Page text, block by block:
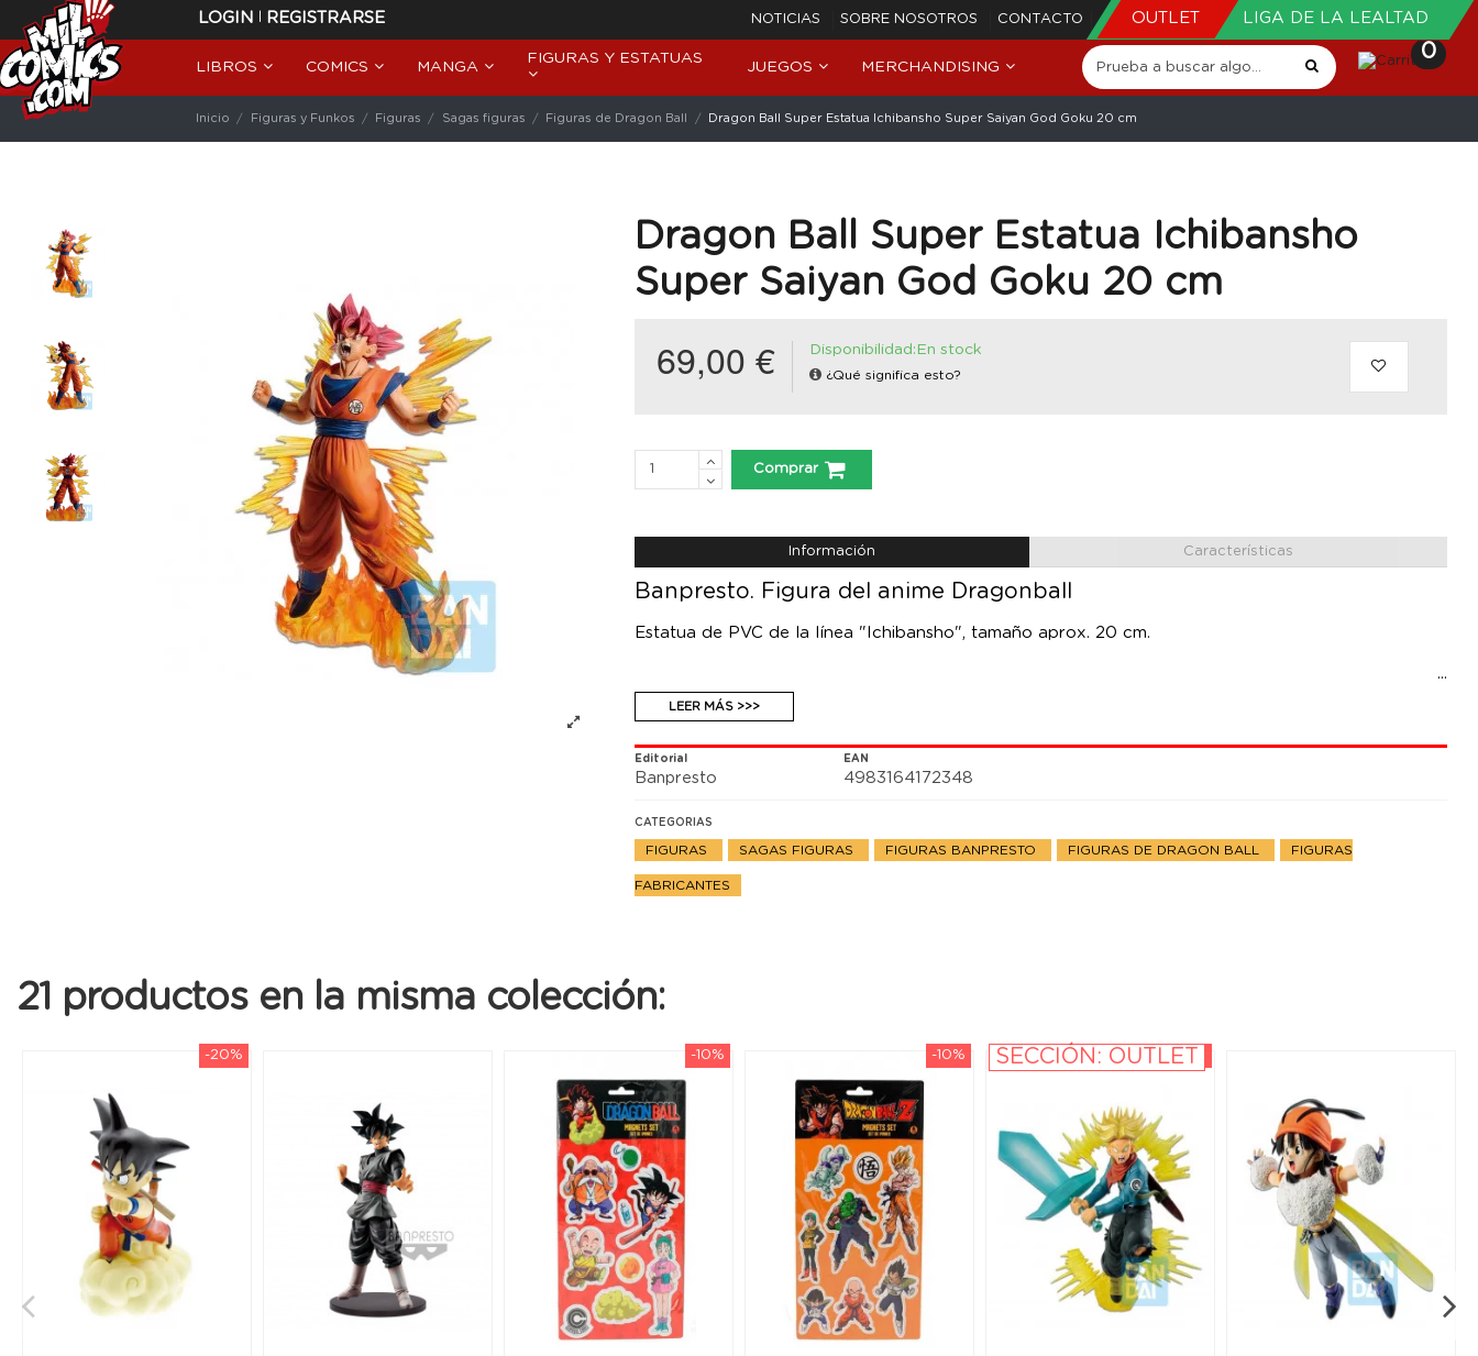
LOGIN | REGISTRARSE NOTICIAS SOBRE NOSOTROS CONTACTO OUTLET LIGA DE LA LEALTAD
LIBROS COMICS MANGA
FIGURAS Y ESTATUAS
JUEGOS MERCHANDISING
0
Inicio Figuras y Funkos Figuras Sagas figuras Figuras de Dragon Ball Dragon Ball Super Estatua Ichibansho Super Saiyan God Goku 20 cm
Dragon Ball Super Estatua Ichibansho
Super Saiyan God Goku 20 cm
69,00 € Disponibilidad:En stock
¿Qué significa esto?
Comprar
Información Características
Banpresto. Figura del anime Dragonball
Estatua de PVC de la línea "Ichibansho", tamaño aprox. 20 cm.
LEER MÁS >>>
Editorial
Banpresto
EAN
4983164172348
CATEGORIAS
FIGURAS SAGAS FIGURAS FIGURAS BANPRESTO FIGURAS DE DRAGON BALL FIGURAS
FABRICANTES
21 productos en la misma colección:
-20% -10% -10% -10%
SECCIÓN: OUTLET